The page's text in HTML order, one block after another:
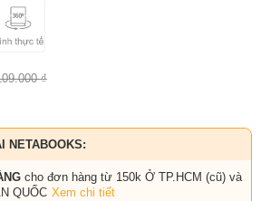
₫
NETABOOKS:
cho đơn hàng từ 150k Ở TP.HCM (cũ) và
QUỐC Xem chi tiết